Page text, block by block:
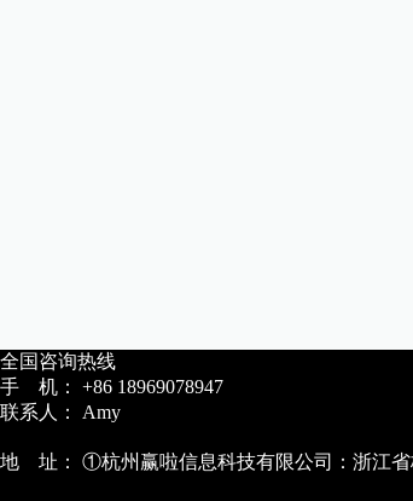
全国咨询热线
手 机： +86 18969078947
联系人： Amy
地 址： ①杭州赢啦信息科技有限公司：浙江省